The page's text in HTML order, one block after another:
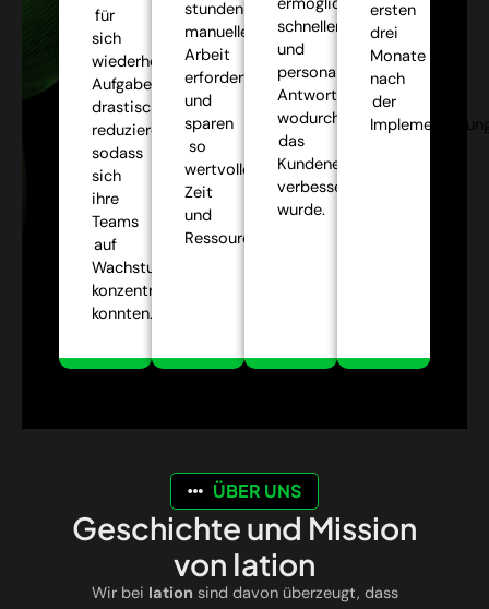
für
sich
wiederholende
Aufgaben
drastisch
reduzieren,
sodass
sich
ihre
Teams
auf
Wachstumsstrategien
konzentrieren
konnten.
stundenlange
manuelle
Arbeit
erforderten,
und
sparen
so
wertvolle
Zeit
und
Ressourcen.
schnellere
und
personalisiertere
Antworten,
wodurch
das
Kundenerlebnis
verbessert
wurde.
ersten
drei
Monate
nach
der
ÜBER UNS
Geschichte und Mission
von Iation
Wir bei Iation sind davon überzeugt, dass